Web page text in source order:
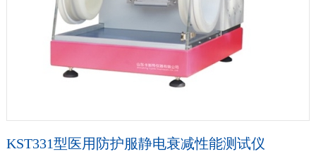
KST331型医用防护服静电衰减性能测试仪